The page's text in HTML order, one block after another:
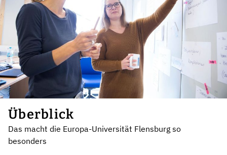
Überblick
Das macht die Europa-Universität Flensburg so
besonders